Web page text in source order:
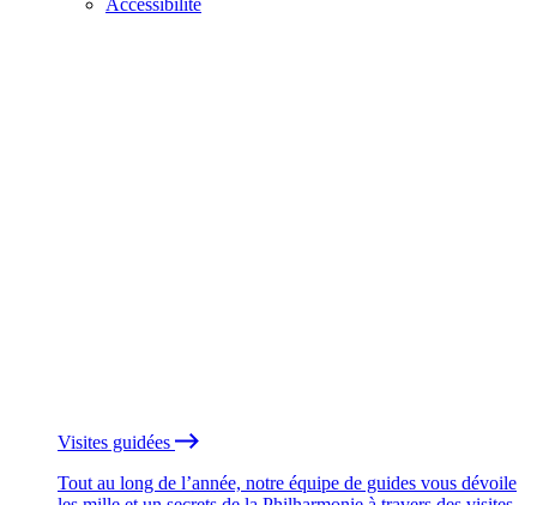
Accessibilité
Visites guidées
Tout au long de l’année, notre équipe de guides vous dévoile